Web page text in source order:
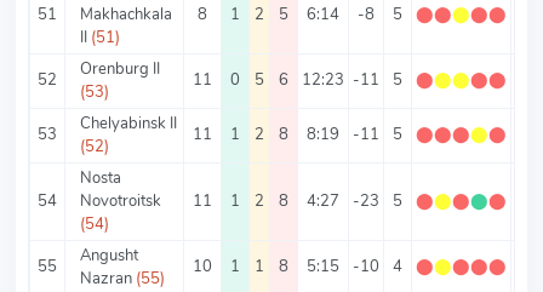
51
Makhachkala
II (51)
8 1 2 5 6:14 -8 5 ⬤⬤⬤⬤⬤
52
Orenburg II
(53)
11 0 5 6 12:23 -11 5 ⬤⬤⬤⬤⬤
53
Chelyabinsk II
(52)
11 1 2 8 8:19 -11 5 ⬤⬤⬤⬤⬤
54
Nosta
Novotroitsk
(54)
11 1 2 8 4:27 -23 5 ⬤⬤⬤⬤⬤
55
Angusht
Nazran (55)
10 1 1 8 5:15 -10 4 ⬤⬤⬤⬤⬤